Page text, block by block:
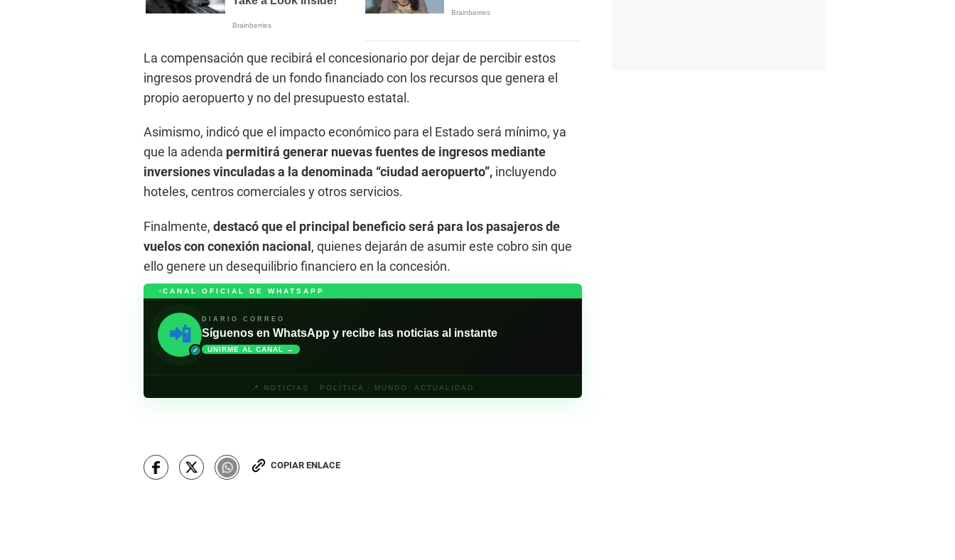
La compensación que recibirá el concesionario por dejar de percibir estos
ingresos provendrá de un fondo financiado con los recursos que genera el
propio aeropuerto y no del presupuesto estatal.
Asimismo, indicó que el impacto económico para el Estado será mínimo, ya
que la adenda permitirá generar nuevas fuentes de ingresos mediante
inversiones vinculadas a la denominada “ciudad aeropuerto”, incluyendo
hoteles, centros comerciales y otros servicios.
Finalmente, destacó que el principal beneficio será para los pasajeros de
vuelos con conexión nacional , quienes dejarán de asumir este cobro sin que
ello genere un desequilibrio financiero en la concesión.
CANAL OFICIAL DE WHATSAPP
📲
✓
DIARIO CORREO
Síguenos en WhatsApp y recibe las noticias al instante
UNIRME AL CANAL →
📍 NOTICIAS · POLÍTICA · MUNDO· ACTUALIDAD
COPIAR ENLACE